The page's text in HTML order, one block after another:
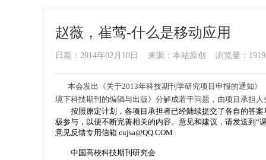
赵薇，崔莺-什么是移动应用
日期：2014年02月10日 来源：本站原创 浏览量：1919
本会发出《关于2013年科技期刊学研究项目申报的通知》
境下科技期刊的编辑与出版》分解成若干问题，由项目承担
按照原定计划，各项目承担者已经陆续提交了各自的答案
极参与，以便不断完善相关的内容。意见和建议，请发送到“
意见反馈专用信箱 cujsa@QQ.COM
中国高校科技期刊研究会